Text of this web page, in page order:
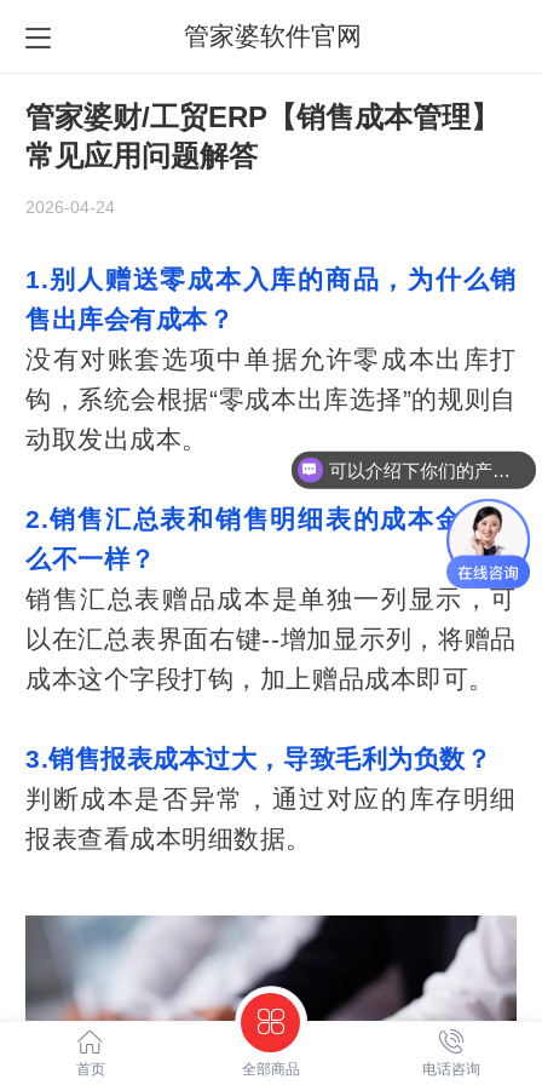
管家婆软件官网
管家婆财/工贸ERP【销售成本管理】
常见应用问题解答
2026-04-24
1.别人赠送零成本入库的商品，为什么销
售出库会有成本？
没有对账套选项中单据允许零成本出库打
钩，系统会根据“零成本出库选择”的规则自
动取发出成本。
2.销售汇总表和销售明细表的成本金额怎
么不一样？
销售汇总表赠品成本是单独一列显示，可
以在汇总表界面右键--增加显示列，将赠品
成本这个字段打钩，加上赠品成本即可。
3.销售报表成本过大，导致毛利为负数？
判断成本是否异常，通过对应的库存明细
报表查看成本明细数据。
首页 全部商品 电话咨询
可以介绍下你们的产品么？